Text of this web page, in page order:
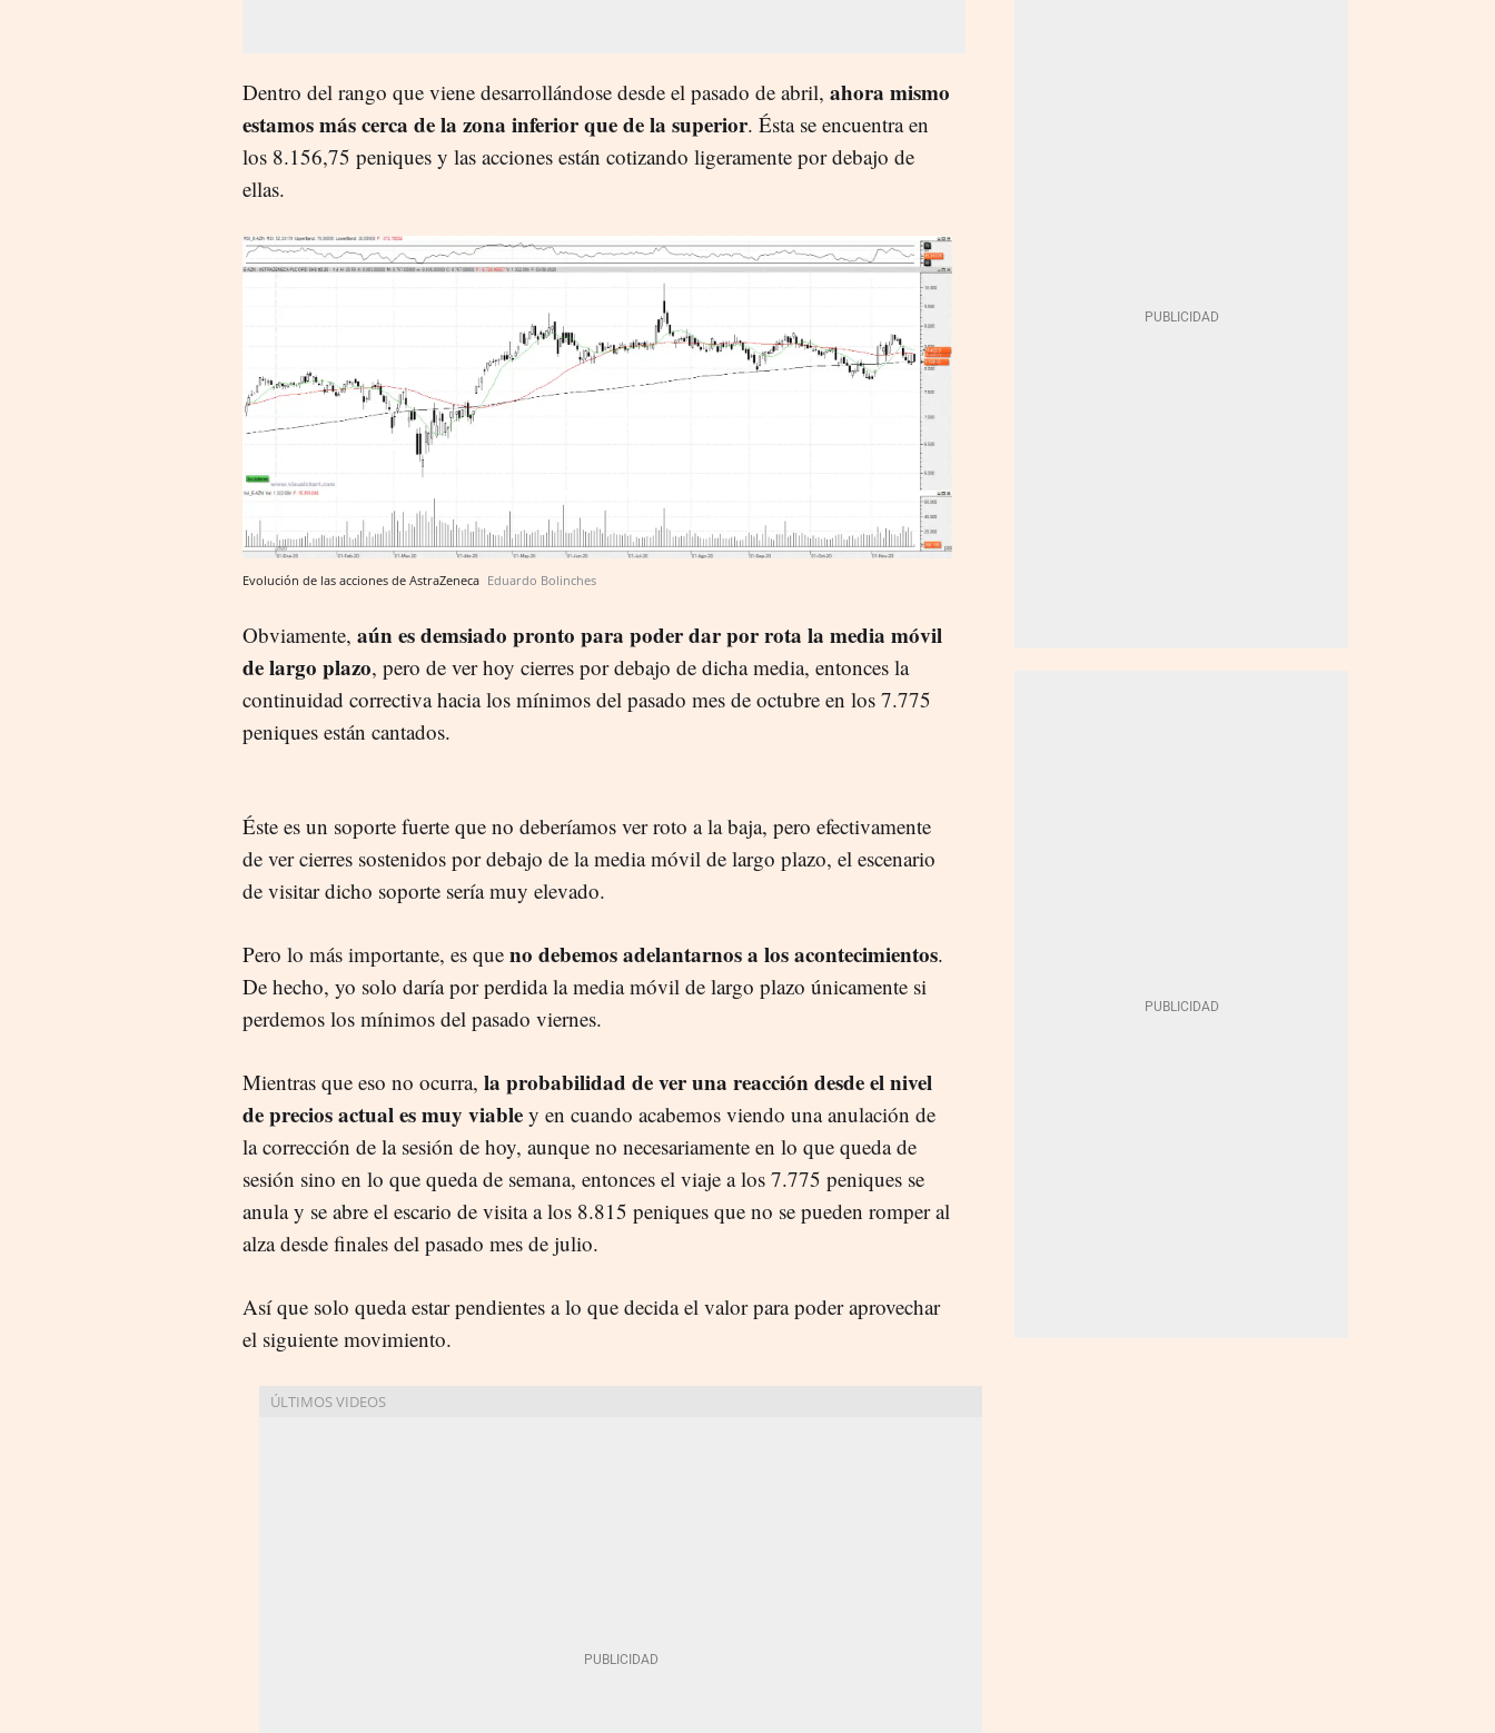
Dentro del rango que viene desarrollándose desde el pasado de abril, ahora mismo
estamos más cerca de la zona inferior que de la superior. Ésta se encuentra en
los 8.156,75 peniques y las acciones están cotizando ligeramente por debajo de
ellas.
Evolución de las acciones de AstraZeneca Eduardo Bolinches
Obviamente, aún es demsiado pronto para poder dar por rota la media móvil
de largo plazo, pero de ver hoy cierres por debajo de dicha media, entonces la
continuidad correctiva hacia los mínimos del pasado mes de octubre en los 7.775
peniques están cantados.
Éste es un soporte fuerte que no deberíamos ver roto a la baja, pero efectivamente
de ver cierres sostenidos por debajo de la media móvil de largo plazo, el escenario
de visitar dicho soporte sería muy elevado.
Pero lo más importante, es que no debemos adelantarnos a los acontecimientos.
De hecho, yo solo daría por perdida la media móvil de largo plazo únicamente si
perdemos los mínimos del pasado viernes.
Mientras que eso no ocurra, la probabilidad de ver una reacción desde el nivel
de precios actual es muy viable y en cuando acabemos viendo una anulación de
la corrección de la sesión de hoy, aunque no necesariamente en lo que queda de
sesión sino en lo que queda de semana, entonces el viaje a los 7.775 peniques se
anula y se abre el escario de visita a los 8.815 peniques que no se pueden romper al
alza desde finales del pasado mes de julio.
Así que solo queda estar pendientes a lo que decida el valor para poder aprovechar
el siguiente movimiento.